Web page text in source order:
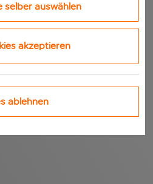
selber auswählen
akzeptieren
ablehnen